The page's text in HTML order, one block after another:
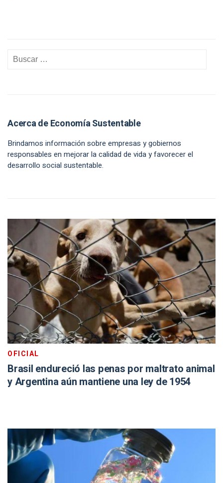
Acerca de Economía Sustentable
Brindamos información sobre empresas y gobiernos
responsables en mejorar la calidad de vida y favorecer el
desarrollo social sustentable.
OFICIAL
Brasil endureció las penas por maltrato animal
y Argentina aún mantiene una ley de 1954